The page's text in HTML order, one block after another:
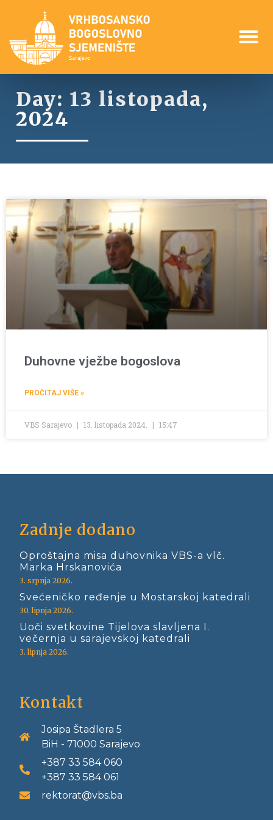
Day: 13 listopada,
2024
Duhovne vježbe bogoslova
PROČITAJ VIŠE »
VBS Sarajevo 13. listopada 2024. 15:47
Zadnje dodano
Oproštajna misa duhovnika VBS-a vlč.
Marka Hrskanovića
3. srpnja 2026.
Svećeničko ređenje u Mostarskoj katedrali
30. lipnja 2026.
Uoči svetkovine Tijelova slavljena I.
večernja u sarajevskoj katedrali
3. lipnja 2026.
Kontakt
Josipa Štadlera 5
BiH - 71000 Sarajevo
+387 33 584 060
+387 33 584 061
rektorat@vbs.ba